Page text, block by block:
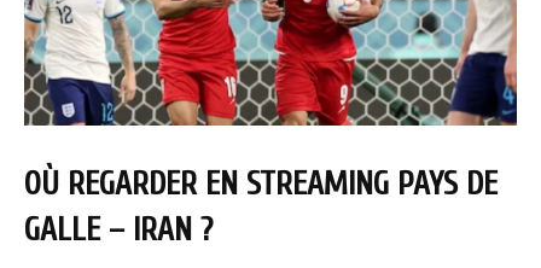
OÙ REGARDER EN STREAMING PAYS DE
GALLE – IRAN ?